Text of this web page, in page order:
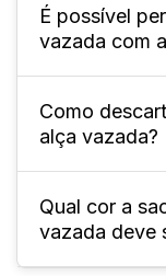
transporte.
Oferecer
praticidade
seus
É possível
vazada com
Sim! A
desejar e a
cores: azul,
verde ou
Como
alça vazada?
As sacolas
em lixo
Qual cor a
vazada deve